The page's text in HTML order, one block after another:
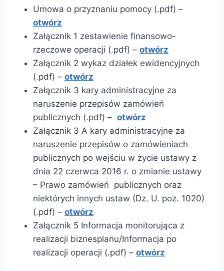
Umowa o przyznaniu pomocy (.pdf) –
otwórz
Załącznik 1 zestawienie finansowo-
rzeczowe operacji (.pdf) – otwórz
Załącznik 2 wykaz działek ewidencyjnych
(.pdf) – otwórz
Załącznik 3 kary administracyjne za
naruszenie przepisów zamówień
publicznych (.pdf) – otwórz
Załącznik 3 A kary administracyjne za
naruszenie przepisów o zamówieniach
publicznych po wejściu w życie ustawy z
dnia 22 czerwca 2016 r. o zmianie ustawy
– Prawo zamówień publicznych oraz
niektórych innych ustaw (Dz. U. poz. 1020)
(.pdf) – otwórz
Załącznik 5 Informacja monitorująca z
realizacji biznesplanu/Informacja po
realizacji operacji (.pdf) – otwórz